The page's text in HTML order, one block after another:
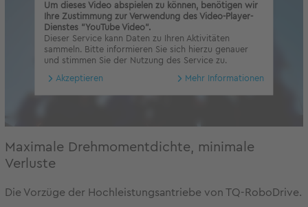
Um dieses Video abspielen zu können, benötigen wir
Ihre Zustimmung zur Verwendung des Video-Player-
Dienstes "YouTube Video".
Dieser Service kann Daten zu Ihren Aktivitäten
sammeln. Bitte informieren Sie sich hierzu genauer
und stimmen Sie der Nutzung des Service zu.
Akzeptieren Mehr Informationen
Maximale Drehmomentdichte, minimale
Verluste
Die Vorzüge der Hochleistungsantriebe von TQ-RoboDrive.